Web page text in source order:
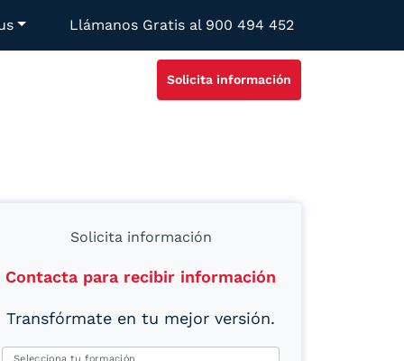
Llámanos Gratis al 900 494 452
Solicita información
Solicita información
Contacta para recibir información
Transfórmate en tu mejor versión.
Selecciona tu formación